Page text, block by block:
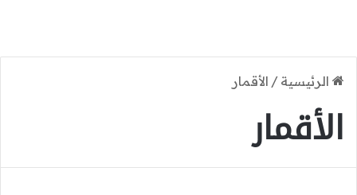
الرئيسية / الأقمار
الأقمار